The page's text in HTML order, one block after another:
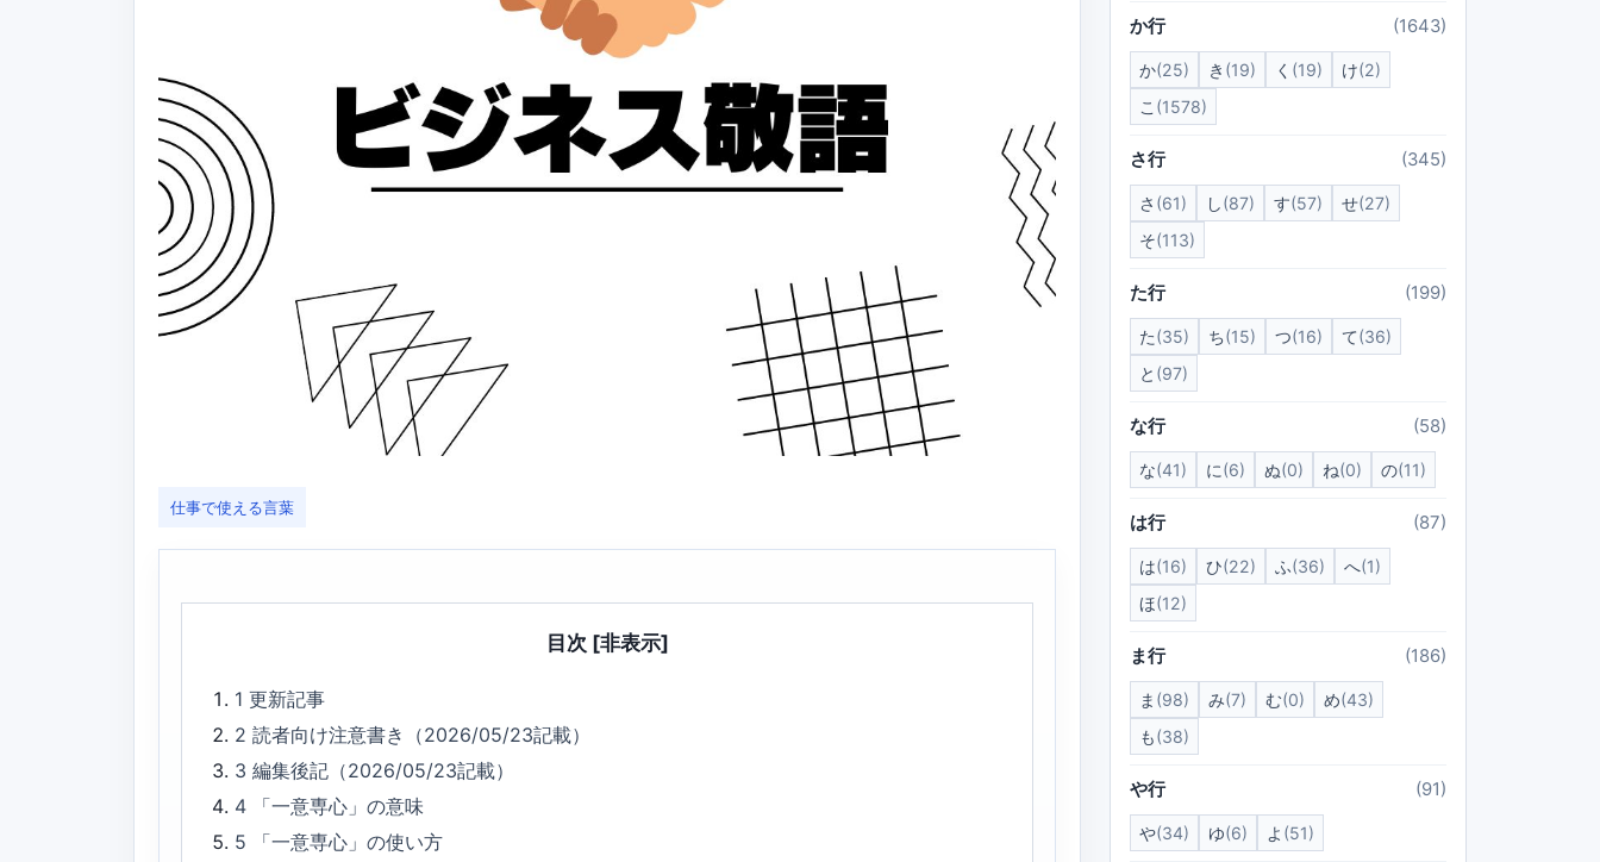
仕事で使える言葉
目次 [非表示]
1更新記事
2読者向け注意書き（2026/05/23記載）
3編集後記（2026/05/23記載）
4
「一意専心」の意味
5
「一意専心」の使い方
か行 (1643)
か(25) き (19) く (19) け(2)
こ (1578)
さ行 (345)
さ (61) し(87) す(57) せ(27)
そ(113)
た行 (199)
た(35) ち(15) つ(16) て(36)
と (97)
な行 (58)
な(41) に(6) ぬ(0) ね(0) の(11)
は行 (87)
は(16) ひ(22) ふ(36) へ(1)
ほ(12)
ま行 (186)
ま (98) み(7) む(0) め(43)
も(38)
や行 (91)
や(34) ゆ(6) よ (51)